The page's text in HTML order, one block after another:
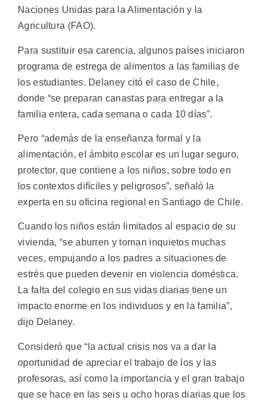
Naciones Unidas para la Alimentación y la
Agricultura (FAO).
Para sustituir esa carencia, algunos países iniciaron
programa de estrega de alimentos a las familias de
los estudiantes. Delaney citó el caso de Chile,
donde “se preparan canastas para entregar a la
familia entera, cada semana o cada 10 días”.
Pero “además de la enseñanza formal y la
alimentación, el ámbito escolar es un lugar seguro,
protector, que contiene a los niños, sobre todo en
los contextos difíciles y peligrosos”, señaló la
experta en su oficina regional en Santiago de Chile.
Cuando los niños están limitados al espacio de su
vivienda, “se aburren y tornan inquietos muchas
veces, empujando a los padres a situaciones de
estrés que pueden devenir en violencia doméstica.
La falta del colegio en sus vidas diarias tiene un
impacto enorme en los individuos y en la familia”,
dijo Delaney.
Consideró que “la actual crisis nos va a dar la
oportunidad de apreciar el trabajo de los y las
profesoras, así como la importancia y el gran trabajo
que se hace en las seis u ocho horas diarias que los